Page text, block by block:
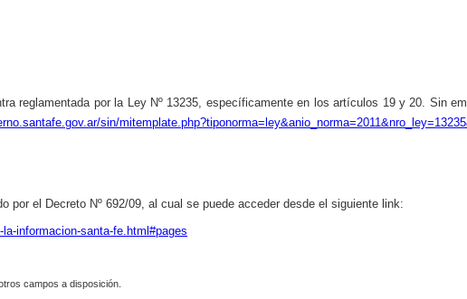
reglamentada por la Ley Nº 13235, específicamente en los artículos 19 y 20. Sin
sin/
por el Decreto Nº 692/09, al cual se puede acceder desde el siguiente link:
informacion-santa-fe.html#pages
campos a disposición.